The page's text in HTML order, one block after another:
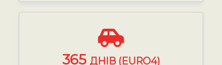
365 ДНІВ (EURO4)